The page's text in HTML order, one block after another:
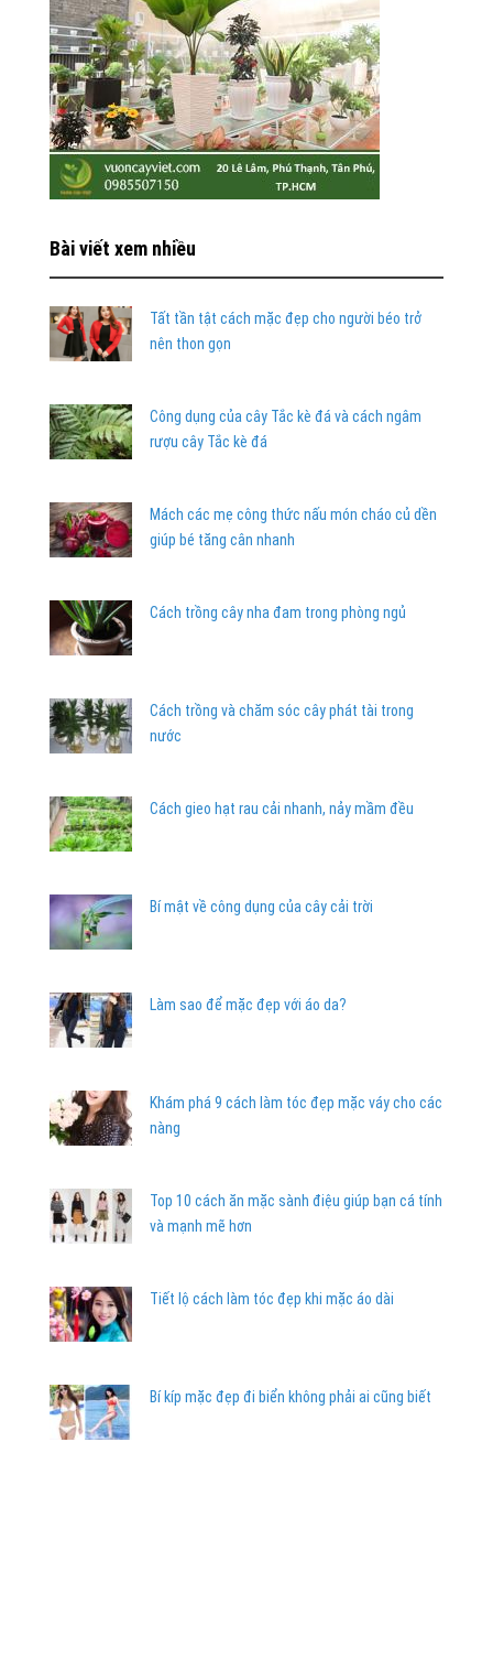
Bài viết xem nhiều
Tất tần tật cách mặc đẹp cho người béo trở
nên thon gọn
Công dụng của cây Tắc kè đá và cách ngâm
rượu cây Tắc kè đá
Mách các mẹ công thức nấu món cháo củ dền
giúp bé tăng cân nhanh
Cách trồng cây nha đam trong phòng ngủ
Cách trồng và chăm sóc cây phát tài trong
nước
Cách gieo hạt rau cải nhanh, nảy mầm đều
Bí mật về công dụng của cây cải trời
Làm sao để mặc đẹp với áo da?
Khám phá 9 cách làm tóc đẹp mặc váy cho các
nàng
Top 10 cách ăn mặc sành điệu giúp bạn cá tính
và mạnh mẽ hơn
Tiết lộ cách làm tóc đẹp khi mặc áo dài
Bí kíp mặc đẹp đi biển không phải ai cũng biết